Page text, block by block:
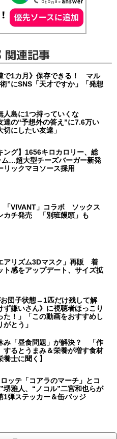
関連記事
で1カ月》保存できる！ マル
”にSNS「天才ですか」「発想
人島に1つ持っていくな
の“予想外の答え”に7.6万い
切にしたい友達」
ング】1656キロカロリー、総
ム…超大型チーズバーガー新発
ックマヨソース採用
「VIVANT」コラボ ソックス
カチ発売 「別班饅頭」も
アリズム3Dマスク」再販 着
ト感をアップデート、サイズ拡
団子状態→1匹だけ残して解
嫌いさん》に視聴者ほっこり
た！」「この動画をおすすめし
とう」
み「昼食問題」が解決？ 「作
するとうまみ＆栄養が増す食材
養士に聞く】
ロッテ「コアラのマーチ」とコ
雅人、“ノコル”二宮和也らが
弾ステッカー＆缶バッジ